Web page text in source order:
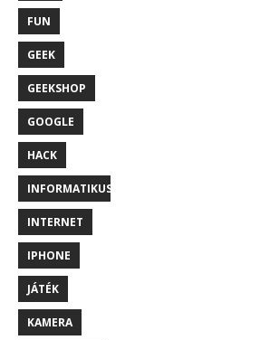
FUN
GEEK
GEEKSHOP
GOOGLE
HACK
INFORMATIKUS
INTERNET
IPHONE
JÁTÉK
KAMERA